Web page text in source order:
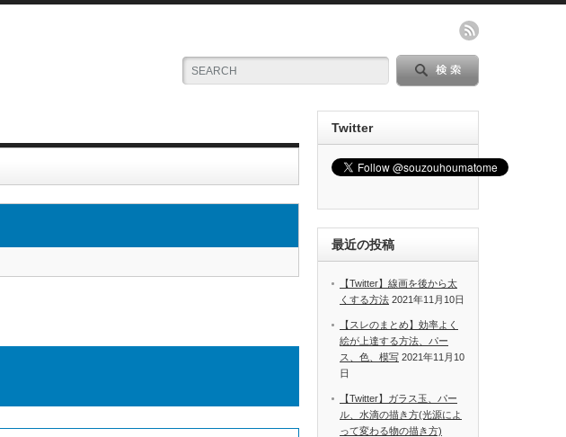
Twitter
最近の投稿
【Twitter】線画を後から太
くする方法 2021年11月10日
【スレのまとめ】効率よく
絵が上達する方法、パー
ス、色、模写 2021年11月10
日
【Twitter】ガラス玉、パー
ル、水滴の描き方(光源によ
って変わる物の描き方)